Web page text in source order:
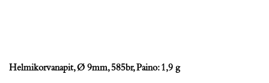
Helmikorvanapit, Ø 9mm, 585br, Paino: 1,9 g